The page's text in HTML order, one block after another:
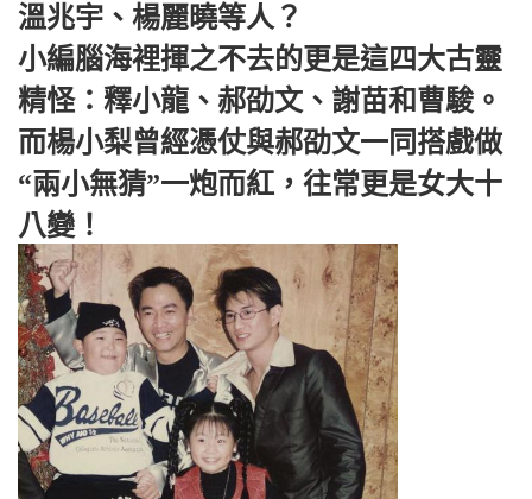
溫兆宇、楊麗曉等人？
小編腦海裡揮之不去的更是這四大古靈
精怪：釋小龍、郝劭文、謝苗和曹駿。
而楊小梨曾經憑仗與郝劭文一同搭戲做
“兩小無猜”一炮而紅，往常更是女大十
八變！